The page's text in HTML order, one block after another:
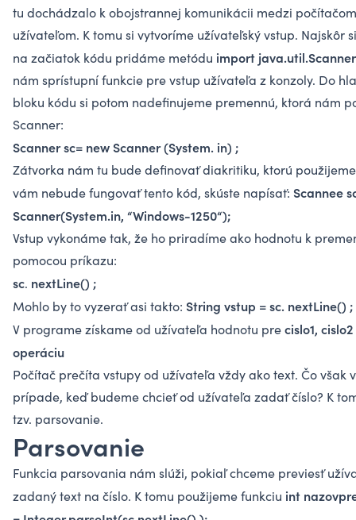
tu dochádzalo k obojstrannej komunikácii medzi
užívateľom. K tomu si vytvoríme užívateľský vstup. Najskôr
na začiatok kódu pridáme metódu import
nám sprístupní funkcie pre vstup užívateľa z konzoly. Do
bloku kódu si potom nadefinujeme premennú, ktorá nám
Scanner:
Scanner sc= new Scanner (System. in) ;
Zátvorka nám tu bude definovať diakritiku, ktorú
vám nebude fungovať tento kód, skúste napísať: Scannee
Scanner(System.in, “Windows-1250“);
Vstup vykonáme tak, že ho priradíme ako hodnotu k
pomocou príkazu:
sc. nextLine() ;
Mohlo by to vyzerať asi takto: String vstup = sc. nextLine() ;
V programe získame od užívateľa hodnotu precislo1,
operáciu
Počítač prečíta vstupy od užívateľa vždy ako text. Čo však v
prípade, keď budeme chcieť od užívateľa zadať číslo? K
tzv. parsovanie.
Parsovanie
Funkcia parsovania nám slúži, pokiaľ chceme previesť
zadaný text na číslo. K tomu použijeme funkciu int